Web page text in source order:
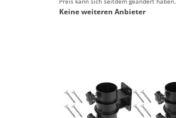
Keine weiteren Anbieter